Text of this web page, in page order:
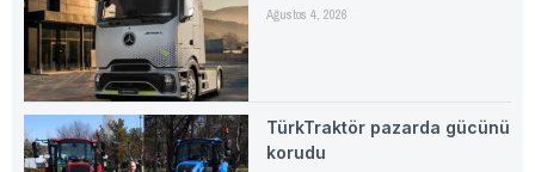
Ağustos 4, 2026
TürkTraktör pazarda gücünü
korudu